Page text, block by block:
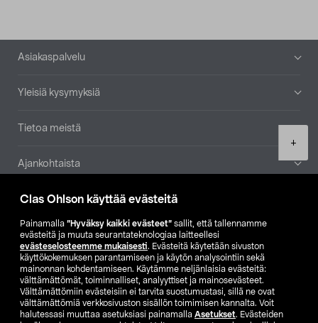
Clas Ohlson käyttää evästeitä
Painamalla ”Hyväksy kaikki evästeet” sallit, että tallennamme
evästeitä ja muuta seurantateknologiaa laitteellesi
evästeselosteemme mukaisesti. Evästeitä käytetään sivuston
käyttökokemuksen parantamiseen ja käytön analysointiin sekä
mainonnan kohdentamiseen. Käytämme neljänlaisia evästeitä:
välttämättömät, toiminnalliset, analyyttiset ja mainosevästeet.
Välttämättömiin evästeisiin ei tarvita suostumustasi, sillä ne ovat
välttämättömiä verkkosivuston sisällön toimimisen kannalta. Voit
halutessasi muuttaa asetuksiasi painamalla Asetukset. Evästeiden
+
Alatunniste
Asiakaspalvelu
Yleisiä kysymyksiä
Tietoa meistä
Ajankohtaista
Muut yrityksemme
Etsi myymälä
SE NO FI
FI SV